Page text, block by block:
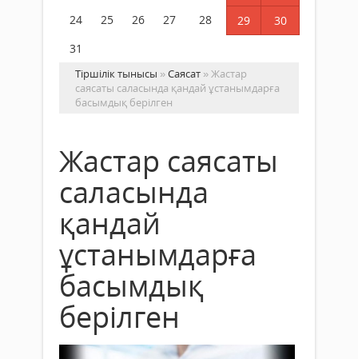
24
25 26 27 28 29
30
31
Тіршілік тынысы »Саясат » Жастар
саясаты саласында қандай ұстанымдарға
басымдық берілген
Жастар саясаты
саласында
қандай
ұстанымдарға
басымдық
берілген